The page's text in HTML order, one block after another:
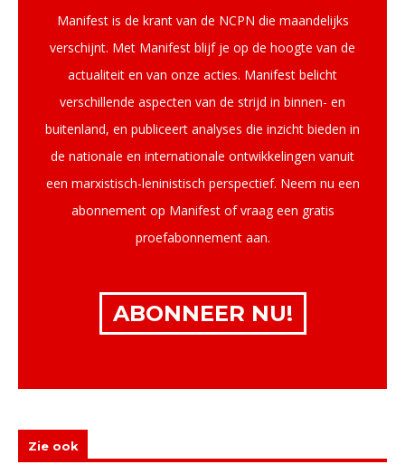
Manifest is de krant van de NCPN die maandelijks
verschijnt. Met Manifest blijf je op de hoogte van de
actualiteit en van onze acties. Manifest belicht
verschillende aspecten van de strijd in binnen- en
buitenland, en publiceert analyses die inzicht bieden in
de nationale en internationale ontwikkelingen vanuit
een marxistisch-leninistisch perspectief. Neem nu een
abonnement op Manifest of vraag een gratis
proefabonnement aan.
ABONNEER NU!
Zie ook